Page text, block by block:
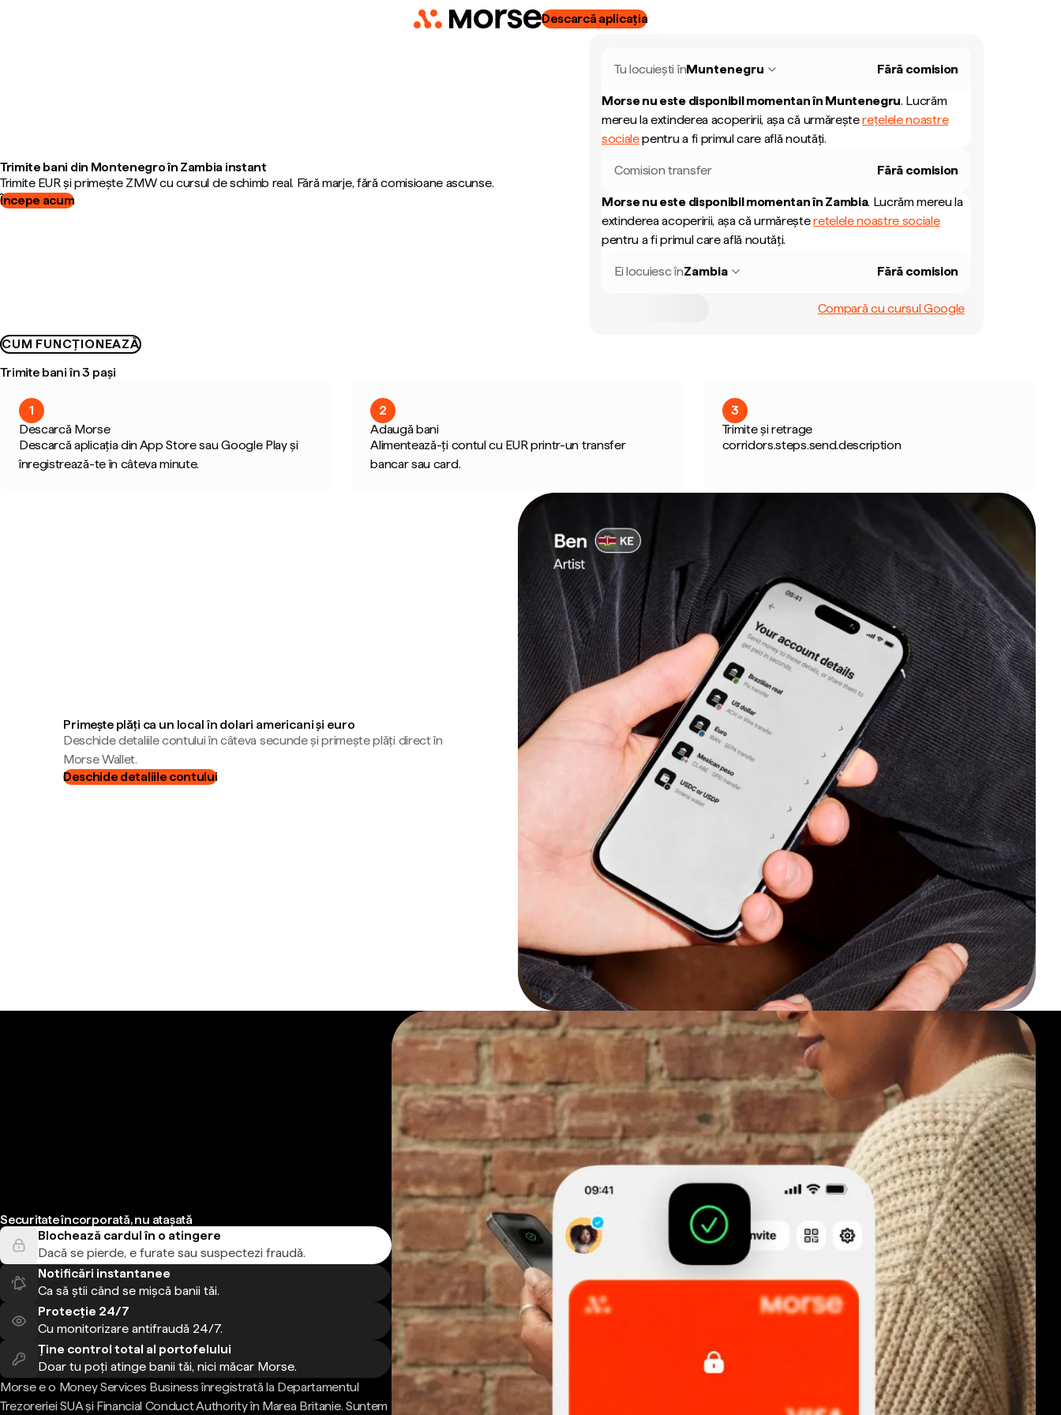
Descarcă aplicația
Trimite bani din Montenegro în Zambia instant
Trimite EUR și primește ZMW cu cursul de schimb real. Fără marje, fără comisioane ascunse.
Începe acum
Tu locuiești înMuntenegru Fără comision
Morse nu este disponibil momentan în Muntenegru. Lucrăm
mereu la extinderea acoperirii, așa că urmăreșterețelele noastre
socialepentru a fi primul care află noutăți.
Comision transfer Fără comision
Morse nu este disponibil momentan în Zambia. Lucrăm mereu la
extinderea acoperirii, așa că urmăreșterețelele noastre sociale
pentru a fi primul care află noutăți.
Ei locuiesc înZambia Fără comision
Compară cu cursul Google
CUM FUNCȚIONEAZĂ
Trimite bani în 3 pași
1
Descarcă Morse
Descarcă aplicația din App Store sau Google Play și
înregistrează-te în câteva minute.
2
Adaugă bani
Alimentează-ți contul cu EUR printr-un transfer
bancar sau card.
3
Trimite și retrage
corridors.steps.send.description
Primește plăți ca un local în dolari americani și euro
Deschide detaliile contului în câteva secunde și primește plăți direct în
Morse Wallet.
Deschide detaliile contului
Securitate încorporată, nu atașată
Blochează cardul în o atingere
Dacă se pierde, e furate sau suspectezi fraudă.
Notificări instantanee
Ca să știi când se mișcă banii tăi.
Protecție 24/7
Cu monitorizare antifraudă 24/7.
Ține control total al portofelului
Doar tu poți atinge banii tăi, nici măcar Morse.
Morse e o Money Services Business înregistrată la Departamentul
Trezoreriei SUA și Financial Conduct Authority în Marea Britanie. Suntem